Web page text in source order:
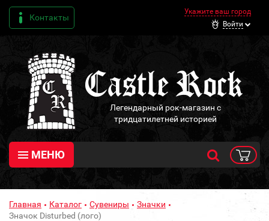
Контакты
Укажите ваш город
Войти
Легендарный рок-магазин с
тридцатилетней историей
МЕНЮ
Главная Каталог Сувениры
Значки
Значок Disturbed (лого)